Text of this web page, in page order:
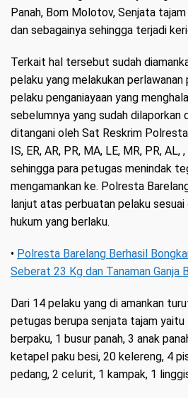
Panah, Bom Molotov, Senjata
dan sebagainya sehingga terjadi
Terkait hal tersebut sudah
pelaku yang melakukan
pelaku penganiayaan yang
sebelumnya yang sudah dilaporkan
ditangani oleh Sat Reskrim
IS, ER, AR, PR, MA, LE, MR, PR, AL,
sehingga para petugas menindak
mengamankan ke. Polresta
lanjut atas perbuatan pelaku
hukum yang berlaku.
• Polresta Barelang Berhasil
Seberat 23 Kg dan Tanaman Ganja
Dari 14 pelaku yang di amankan
petugas berupa senjata tajam
berpaku, 1 busur panah, 3 anak
ketapel paku besi, 20 kelereng, 4
pedang, 2 celurit, 1 kampak, 1